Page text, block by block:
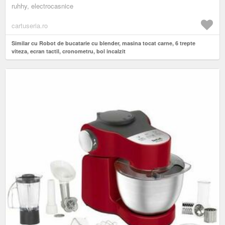
ruhhy, electrocasnice
cartuseria.ro
Similar cu Robot de bucatarie cu blender, masina tocat carne, 6 trepte
viteza, ecran tactil, cronometru, bol incalzit